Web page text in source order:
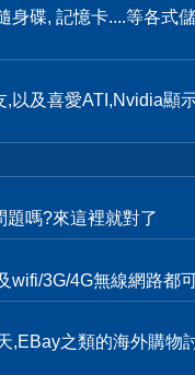
身碟, 記憶卡....等各式
以及喜愛ATI,Nvidia顯
題嗎?來這裡就對了
wifi/3G/4G無線網路都
,EBay之類的海外購物